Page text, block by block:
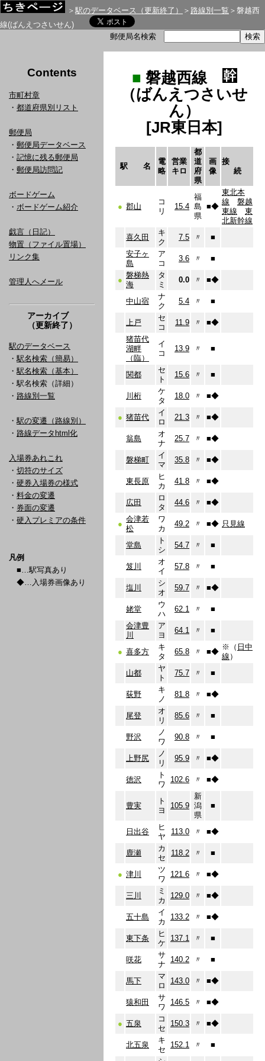
＞ 駅のデータベース（更新終了） ＞ 路線別一覧 ＞磐越西
線(ばんえつさいせん)
郵便局名検索
Contents
市町村章
・ 都道府県別リスト
郵便局
・ 郵便局データベース
・ 記憶に残る郵便局
・ 郵便局訪問記
ボードゲーム
・ ボードゲーム紹介
戯言（日記）
物置（ファイル置場）
リンク集
管理人へメール
アーカイブ
（更新終了）
駅のデータベース
・ 駅名検索（簡易）
・ 駅名検索（基本）
・駅名検索（詳細）
・ 路線別一覧
・ 駅の変遷（路線別）
・ 路線データhtml化
入場券あれこれ
・ 切符のサイズ
・ 硬券入場券の様式
・ 料金の変遷
・ 券面の変遷
・ 硬入プレミアの条件
凡例
■…駅写真あり
◆…入場券画像あり
■ 磐越西線
（ばんえつさいせ
ん）
[JR東日本]
駅 名
電
略
営業
キロ
都
道
府
県
画
像
接
続
● 郡山
コ
リ
15.4
福
島
県
■◆
東北本
線
磐越
東線
東
北新幹線
喜久田
キ
ク
7.5 〃
■
安子ヶ
島
ア
コ
3.6 〃 ■
●
磐梯熱
海
タ
ミ
0.0 〃 ■◆
中山宿
ナ
ク
5.4 〃 ■
上戸
セ
コ
11.9 〃 ■◆
猪苗代
湖畔
（臨）
イ
コ
13.9 〃 ■
関都
セ
ト
15.6 〃 ■
川桁
ケ
タ
18.0 〃 ■◆
● 猪苗代
イ
ロ
21.3 〃 ■◆
翁島
オ
ナ
25.7 〃 ■◆
磐梯町
イ
マ
35.8 〃 ■◆
東長原
ヒ
カ
41.8 〃 ■◆
広田
ロ
タ
44.6 〃 ■◆
●
会津若
松
ワ
カ
49.2 〃 ■◆ 只見線
堂島
ト
シ
54.7 〃 ■
笈川
オ
イ
57.8 〃 ■
塩川
シ
オ
59.7 〃 ■◆
姥堂
ウ
ハ
62.1 〃
■
会津豊
川
ア
ヨ
64.1 〃 ■
● 喜多方
キ
タ
65.8 〃 ■◆
※（ 日中
線 ）
山都
ヤ
ト
75.7 〃 ■
荻野
キ
ノ
81.8 〃 ■◆
尾登
オ
リ
85.6 〃 ■
野沢
ノ
ワ
90.8 〃 ■
上野尻
ノ
リ
95.9 〃 ■◆
徳沢
ト
ワ
102.6 〃 ■◆
豊実
ト
ヨ
105.9
新
潟
県
■
日出谷
ヒ
ヤ
113.0 〃 ■◆
鹿瀬
カ
セ
118.2 〃 ■
● 津川
ツ
ワ
121.6 〃 ■◆
三川
ミ
カ
129.0 〃 ■◆
五十島
イ
カ
133.2 〃 ■◆
東下条
ヒ
ケ
137.1 〃 ■
咲花
サ
ナ
140.2 〃 ■
馬下
マ
ロ
143.0 〃 ■◆
猿和田
サ
ワ
146.5 〃 ■◆
● 五泉
コ
セ
150.3 〃 ■◆
北五泉
キ
セ
152.1 〃
■